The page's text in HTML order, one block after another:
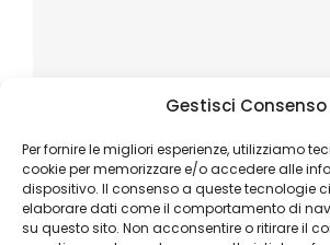
Gestisci Consenso
Per fornire le migliori esperienze, utilizziamo
cookie per memorizzare e/o accedere alle
dispositivo. Il consenso a queste tecnologie
elaborare dati come il comportamento di
su questo sito. Non acconsentire o ritirare il